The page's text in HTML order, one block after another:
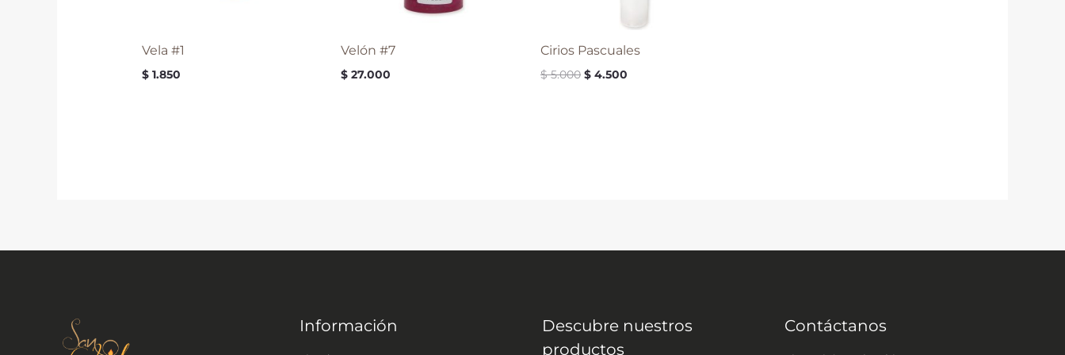
Vela #1
$1.850
Velón #7
$ 27.000
Cirios Pascuales
$5.000 $ 4.500
Información
Descubre nuestros
productos
Contáctanos